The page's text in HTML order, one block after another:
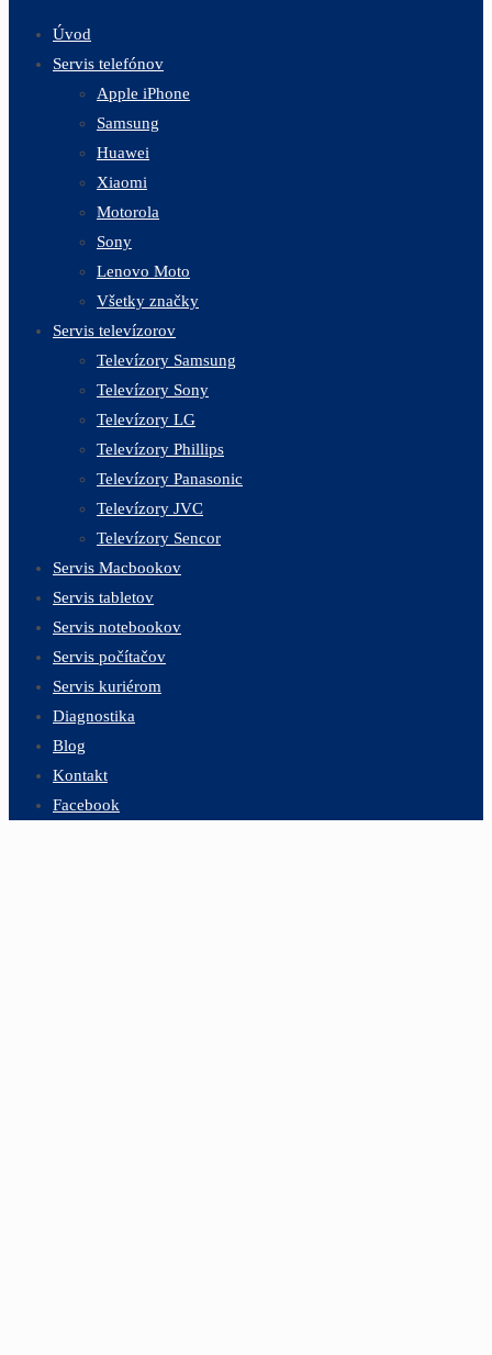
Úvod
Servis telefónov
Apple iPhone
Samsung
Huawei
Xiaomi
Motorola
Sony
Lenovo Moto
Všetky značky
Servis televízorov
Televízory Samsung
Televízory Sony
Televízory LG
Televízory Phillips
Televízory Panasonic
Televízory JVC
Televízory Sencor
Servis Macbookov
Servis tabletov
Servis notebookov
Servis počítačov
Servis kuriérom
Diagnostika
Blog
Kontakt
Facebook